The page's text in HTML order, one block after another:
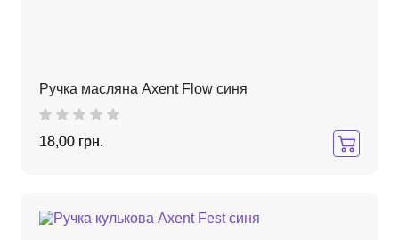
Ручка масляна Axent Flow синя
18,00 грн.